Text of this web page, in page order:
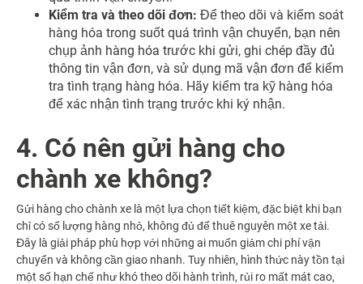
Kiểm tra và theo dõi đơn: Để theo dõi và kiểm soát
hàng hóa trong suốt quá trình vận chuyển, bạn nên
chụp ảnh hàng hóa trước khi gửi, ghi chép đầy đủ
thông tin vận đơn, và sử dụng mã vận đơn để kiểm
tra tình trạng hàng hóa. Hãy kiểm tra kỹ hàng hóa
để xác nhận tình trạng trước khi ký nhận.
4. Có nên gửi hàng cho
chành xe không?
Gửi hàng cho chành xe là một lựa chọn tiết kiệm, đặc biệt khi bạn
chỉ có số lượng hàng nhỏ, không đủ để thuê nguyên một xe tải.
Đây là giải pháp phù hợp với những ai muốn giảm chi phí vận
chuyển và không cần giao nhanh. Tuy nhiên, hình thức này tồn tại
một số hạn chế như khó theo dõi hành trình, rủi ro mất mát cao,